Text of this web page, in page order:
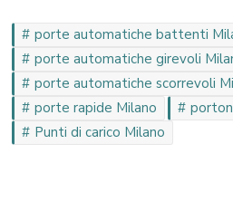
porte automatiche battenti
porte automatiche girevoli
porte automatiche scorrevoli
porte rapide Milano
Punti di carico Milano